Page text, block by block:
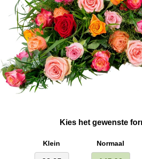
Kies het gewenste
Klein Normaal